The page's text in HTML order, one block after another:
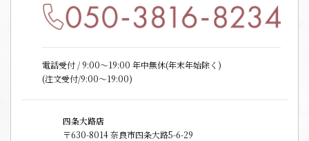
電話受付 / 9:00〜19:00 年中無休(年末年始除く)
(注文受付/9:00～19:00)
四条大路店
〒630-8014 奈良市四条大路5-6-29